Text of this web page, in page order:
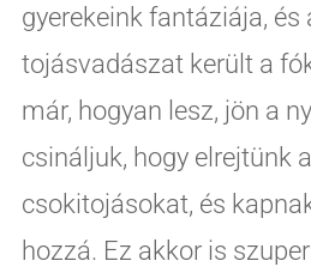
gyerekeink fantáziája, és
tojásvadászat került a
már, hogyan lesz, jön a
csináljuk, hogy elrejtünk
csokitojásokat, és
hozzá. Ez akkor is